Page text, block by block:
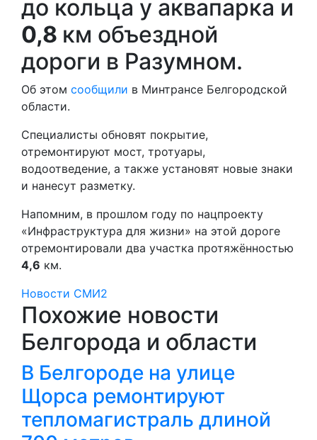
до кольца у аквапарка и
0,8 км объездной
дороги в Разумном.
Об этом сообщили в Минтрансе Белгородской
области.
Специалисты обновят покрытие,
отремонтируют мост, тротуары,
водоотведение, а также установят новые знаки
и нанесут разметку.
Напомним, в прошлом году по нацпроекту
«Инфраструктура для жизни» на этой дороге
отремонтировали два участка протяжённостью
4,6 км.
Новости СМИ2
Похожие новости
Белгорода и области
В Белгороде на улице
Щорса ремонтируют
тепломагистраль длиной